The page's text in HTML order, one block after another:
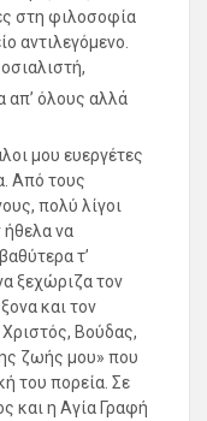
στη φιλοσοφία
αντιλεγόμενο.
απ’ όλους αλλά
μου ευεργέτες
Από τους
πολύ λίγοι
να
τ’
ξεχώριζα τον
και τον
Βούδας,
ζωής μου» που
του πορεία. Σε
και η Αγία Γραφή